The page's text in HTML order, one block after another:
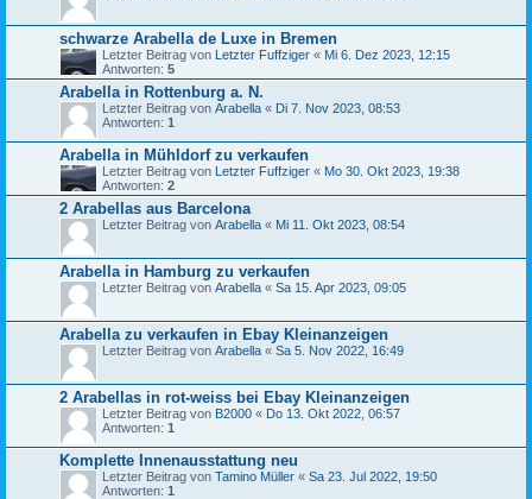
schwarze Arabella de Luxe in Bremen
Letzter Beitrag von Letzter Fuffziger « Mi 6. Dez 2023, 12:15
Antworten: 5
Arabella in Rottenburg a. N.
Letzter Beitrag von Arabella « Di 7. Nov 2023, 08:53
Antworten: 1
Arabella in Mühldorf zu verkaufen
Letzter Beitrag von Letzter Fuffziger « Mo 30. Okt 2023, 19:38
Antworten: 2
2 Arabellas aus Barcelona
Letzter Beitrag von Arabella « Mi 11. Okt 2023, 08:54
Arabella in Hamburg zu verkaufen
Letzter Beitrag von Arabella « Sa 15. Apr 2023, 09:05
Arabella zu verkaufen in Ebay Kleinanzeigen
Letzter Beitrag von Arabella « Sa 5. Nov 2022, 16:49
2 Arabellas in rot-weiss bei Ebay Kleinanzeigen
Letzter Beitrag von B2000 « Do 13. Okt 2022, 06:57
Antworten: 1
Komplette Innenausstattung neu
Letzter Beitrag von Tamino Müller « Sa 23. Jul 2022, 19:50
Antworten: 1